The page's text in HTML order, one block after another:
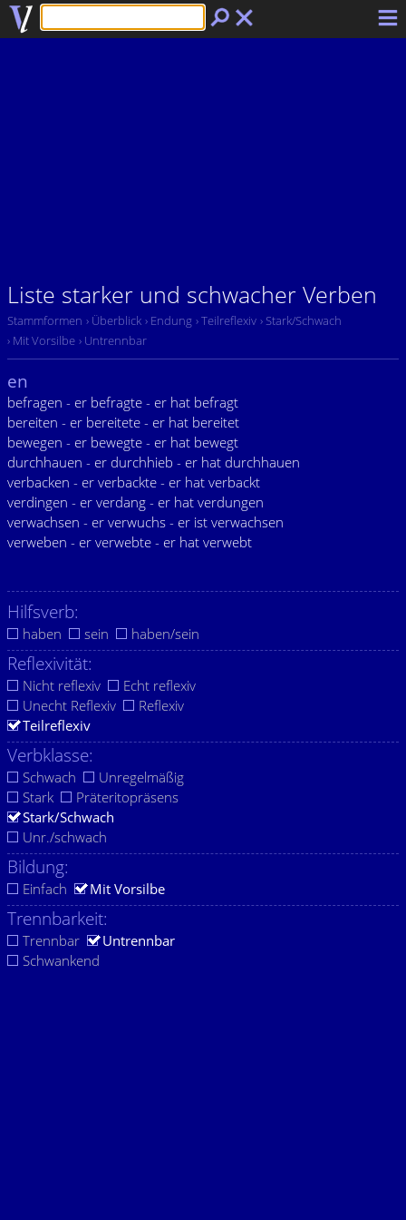
Liste starker und schwacher Verben
Stammformen › Überblick › Endung › Teilreflexiv › Stark/Schwach
› Mit Vorsilbe › Untrennbar
en
befragen - er befragte - er hat befragt
bereiten - er bereitete - er hat bereitet
bewegen - er bewegte - er hat bewegt
durchhauen - er durchhieb - er hat durchhauen
verbacken - er verbackte - er hat verbackt
verdingen - er verdang - er hat verdungen
verwachsen - er verwuchs - er ist verwachsen
verweben - er verwebte - er hat verwebt
Hilfsverb:
haben sein haben/sein
Reflexivität:
Nicht reflexiv
Echt reflexiv
Unecht Reflexiv
Reflexiv
Teilreflexiv
Verbklasse:
Schwach
Unregelmäßig
Stark
Präteritopräsens
Stark/Schwach
Unr./schwach
Bildung:
Einfach Mit Vorsilbe
Trennbarkeit:
Trennbar
Untrennbar
Schwankend